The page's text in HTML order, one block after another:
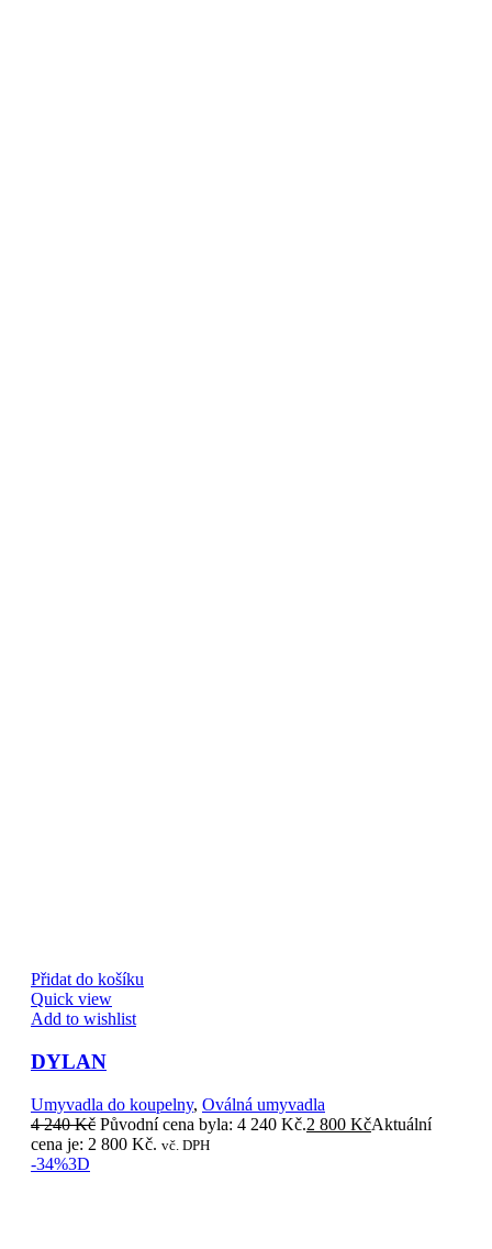
Přidat do košíku
Quick view
Add to wishlist
DYLAN
Umyvadla do koupelny, Oválná umyvadla
4 240Kč Původní cena byla: 4 240 Kč.2 800 KčAktuální
cena je: 2 800 Kč. vč. DPH
-34%3D